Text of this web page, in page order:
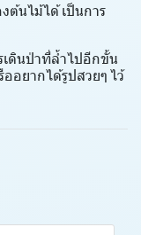
ต้นไม้ได้ เป็นการ
เดินป่าที่ล้ำไปอีกขั้น
อยากได้รูปสวยๆ ไว้